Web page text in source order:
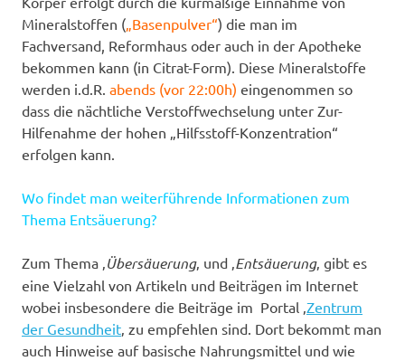
Mineralstoffen ( „Basenpulver“) die man im
Fachversand, Reformhaus oder auch in der Apotheke
bekommen kann (in Citrat-Form). Diese Mineralstoffe
werden i.d.R. abends (vor 22:00h) eingenommen so
dass die nächtliche Verstoffwechselung unter Zur-
Hilfenahme der hohen „Hilfsstoff-Konzentration“
erfolgen kann.
Wo findet man weiterführende Informationen zum
Thema Entsäuerung?
Zum Thema ‚ Übersäuerung‚ und ‚ Entsäuerung‚ gibt es
eine Vielzahl von Artikeln und Beiträgen im Internet
wobei insbesondere die Beiträge im Portal ‚ Zentrum
der Gesundheit ‚ zu empfehlen sind. Dort bekommt man
auch Hinweise auf basische Nahrungsmittel und wie